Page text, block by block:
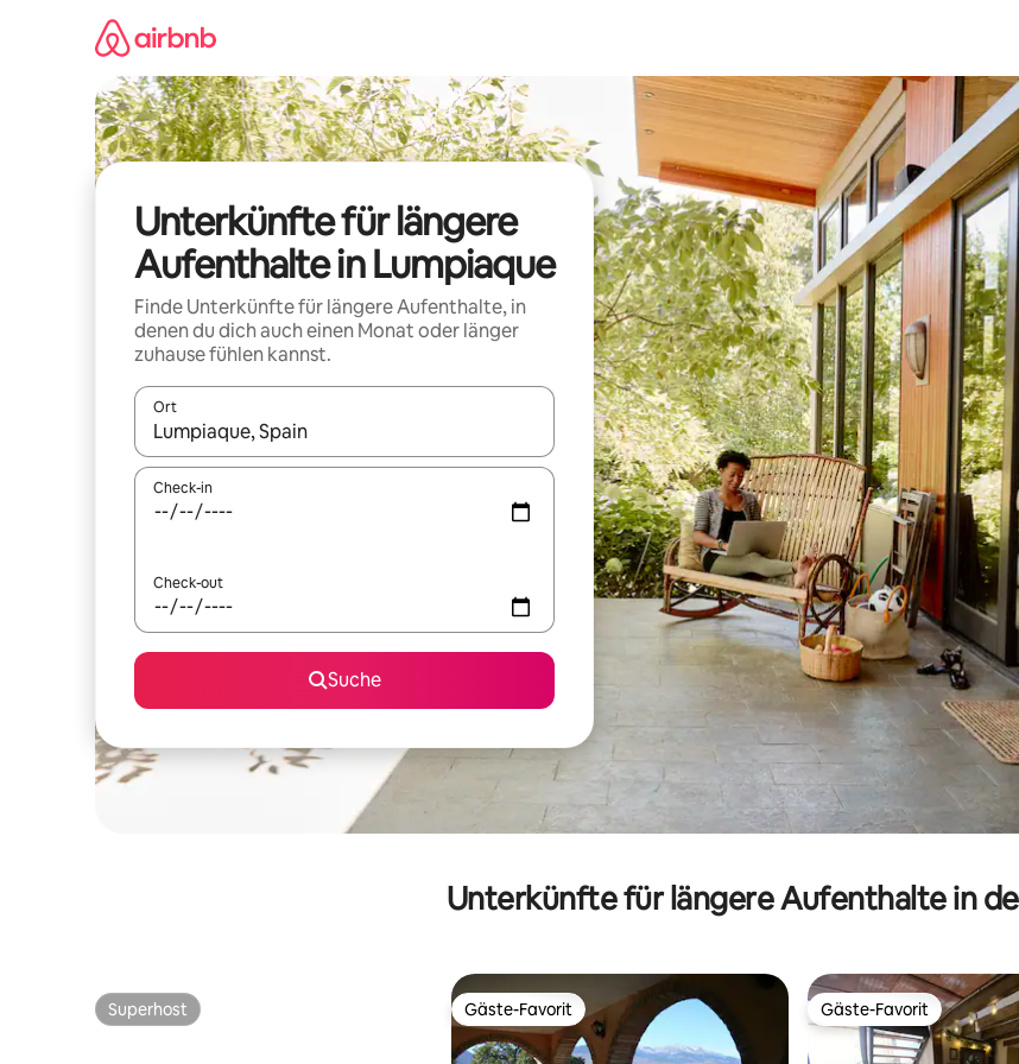
Unterkünfte für längere
Aufenthalte in Lumpiaque
Finde Unterkünfte für längere Aufenthalte, in
denen du dich auch einen Monat oder länger
zuhause fühlen kannst.
Ort
Wenn Ergebnisse verfügbar sind, navigiere mit den Pfeiltasten nach oben und unten oder erkunde die
Check-in
Check-out
Suche
Unterkünfte für längere Aufenthalte in
Superhost
Superhost Gäste-Favorit
Gäste-Favorit Gäste-Favorit
Gäste-Favorit